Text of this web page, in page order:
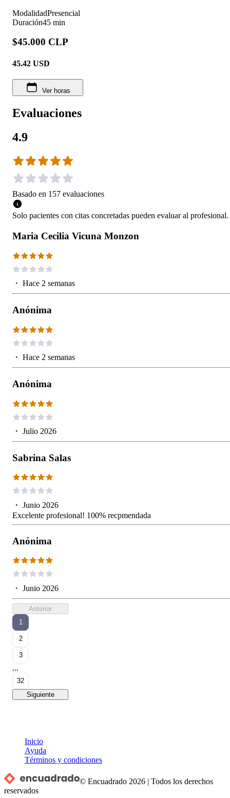
ModalidadPresencial
Duración45 min
$45.000 CLP
45.42 USD
Ver horas
Evaluaciones
4.9
Basado en 157 evaluaciones
Solo pacientes con citas concretadas pueden evaluar al profesional.
Maria Cecilia Vicuna Monzon
・ Hace 2 semanas
Anónima
・ Hace 2 semanas
Anónima
・ Julio 2026
Sabrina Salas
・ Junio 2026
Excelente profesional! 100% recpmendada
Anónima
・ Junio 2026
Anterior
1
2
3
...
32
Siguiente
Inicio
Ayuda
Términos y condiciones
© Encuadrado 2026 |Todos los derechos
reservados